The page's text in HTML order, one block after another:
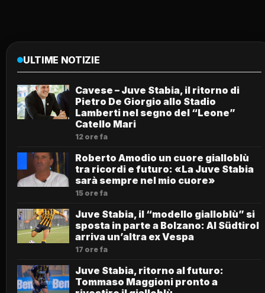
ULTIME NOTIZIE
Cavese – Juve Stabia, il ritorno di
Pietro De Giorgio allo Stadio
Lamberti nel segno del “Leone”
Catello Mari
12 ore fa
Roberto Amodio un cuore gialloblù
tra ricordi e futuro: «La Juve Stabia
sarà sempre nel mio cuore»
15 ore fa
Juve Stabia, il “modello gialloblù” si
sposta in parte a Bolzano: Al Südtirol
arriva un’altra ex Vespa
17 ore fa
Juve Stabia, ritorno al futuro:
Tommaso Maggioni pronto a